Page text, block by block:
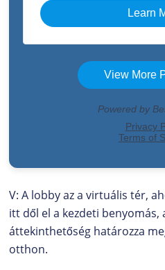
V: A lobby az a virtuális tér,
itt dől el a kezdeti benyomás,
áttekinthetőség határozza
otthon.